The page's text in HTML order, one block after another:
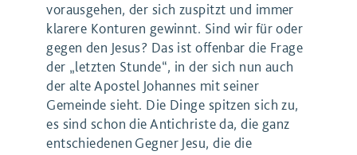
vorausgehen, der sich zuspitzt und immer
klarere Konturen gewinnt. Sind wir für oder
gegen den Jesus? Das ist offenbar die Frage
der „letzten Stunde“, in der sich nun auch
der alte Apostel Johannes mit seiner
Gemeinde sieht. Die Dinge spitzen sich zu,
es sind schon die Antichriste da, die ganz
entschiedenen Gegner Jesu, die die